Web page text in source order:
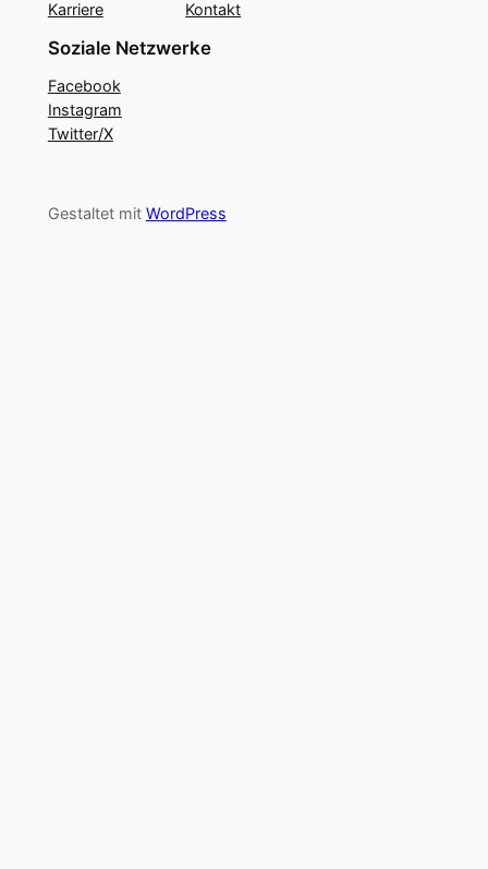
Karriere
Kontakt
Soziale Netzwerke
Facebook
Instagram
Twitter/X
Gestaltet mit WordPress